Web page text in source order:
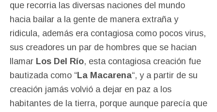
que recorria las diversas naciones del mundo
hacia bailar a la gente de manera extraña y
ridicula, además era contagiosa como pocos virus,
sus creadores un par de hombres que se hacian
llamar Los Del Río, esta contagiosa creación fue
bautizada como “La Macarena“, y a partir de su
creación jamás volvió a dejar en paz a los
habitantes de la tierra, porque aunque parecía que